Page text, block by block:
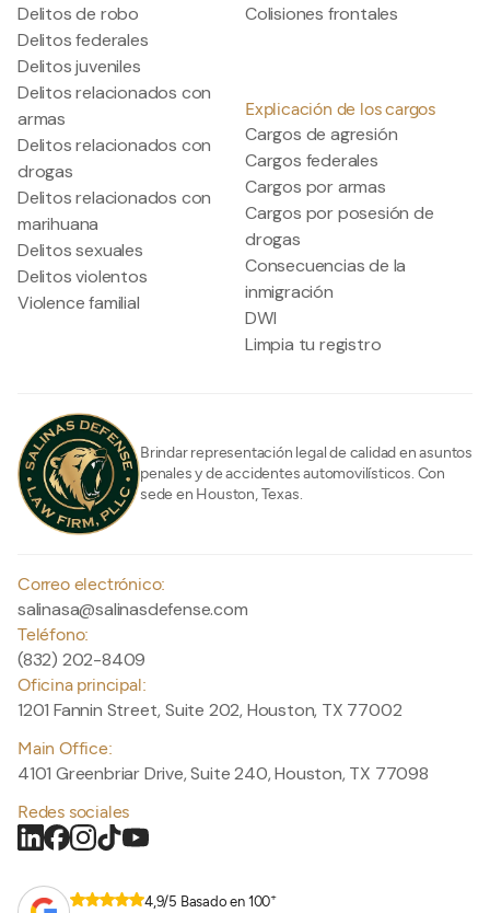
Brindar representación legal de calidad en asuntos
penales y de accidentes automovilísticos. Con
sede en Houston, Texas.
Correo electrónico:
salinasa@salinasdefense.com
Teléfono:
(832) 202-8409
Oficina principal:
1201 Fannin Street, Suite 202, Houston, TX 77002
Main Office:
4101 Greenbriar Drive, Suite 240, Houston, TX 77098
Redes sociales
4,9/5 Basado en 100+
Delitos de robo
Delitos federales
Delitos juveniles
Delitos relacionados con
armas
Delitos relacionados con
drogas
Delitos relacionados con
marihuana
Delitos sexuales
Delitos violentos
Violence familial
Colisiones frontales
Explicación de los cargos
Cargos de agresión
Cargos federales
Cargos por armas
Cargos por posesión de
drogas
Consecuencias de la
inmigración
DWI
Limpia tu registro